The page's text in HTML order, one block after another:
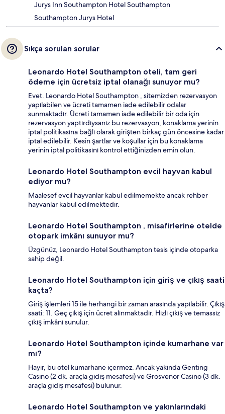
Jurys Inn Southampton Hotel Southampton
Southampton Jurys Hotel
Sıkça sorulan sorular
Leonardo Hotel Southampton oteli, tam geri
ödeme için ücretsiz iptal olanağı sunuyor mu?
Evet. Leonardo Hotel Southampton , sitemizden rezervasyon
yapılabilen ve ücreti tamamen iade edilebilir odalar
sunmaktadır. Ücreti tamamen iade edilebilir bir oda için
rezervasyon yaptırdıysanız bu rezervasyon, konaklama yerinin
iptal politikasına bağlı olarak girişten birkaç gün öncesine kadar
iptal edilebilir. Kesin şartlar ve koşullar için bu konaklama
yerinin iptal politikasını kontrol ettiğinizden emin olun.
Leonardo Hotel Southampton evcil hayvan kabul
ediyor mu?
Maalesef evcil hayvanlar kabul edilmemekte ancak rehber
hayvanlar kabul edilmektedir.
Leonardo Hotel Southampton , misafirlerine otelde
otopark imkânı sunuyor mu?
Üzgünüz, Leonardo Hotel Southampton tesis içinde otoparka
sahip değil.
Leonardo Hotel Southampton için giriş ve çıkış saati
kaçta?
Giriş işlemleri 15 ile herhangi bir zaman arasında yapılabilir. Çıkış
saati: 11. Geç çıkış için ücret alınmaktadır. Hızlı çıkış ve temassız
çıkış imkânı sunulur.
Leonardo Hotel Southampton içinde kumarhane var
mı?
Hayır, bu otel kumarhane içermez. Ancak yakında Genting
Casino (2 dk. araçla gidiş mesafesi) ve Grosvenor Casino (3 dk.
araçla gidiş mesafesi) bulunur.
Leonardo Hotel Southampton ve yakınlarındaki